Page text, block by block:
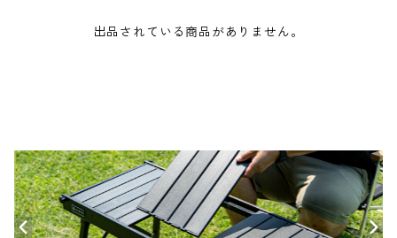
出品されている商品がありません。